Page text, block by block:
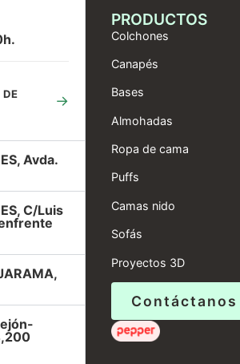
→
Avda.
C/Luis
PRODUCTOS
Colchones
Canapés
Bases
Almohadas
Ropa de cama
Puffs
Camas nido
Sofás
Proyectos 3D
Contáctanos